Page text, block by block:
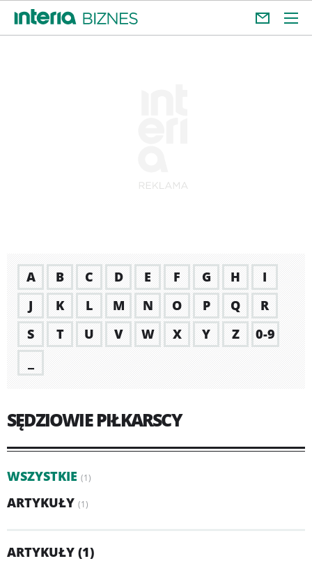
A B C D E F G H
I
J
K L M N O P Q
R
S
T U V W X Y Z
0-9
SĘDZIOWIE PIŁKARSCY
WSZYSTKIE (1)
ARTYKUŁY (1)
ARTYKUŁY (1)